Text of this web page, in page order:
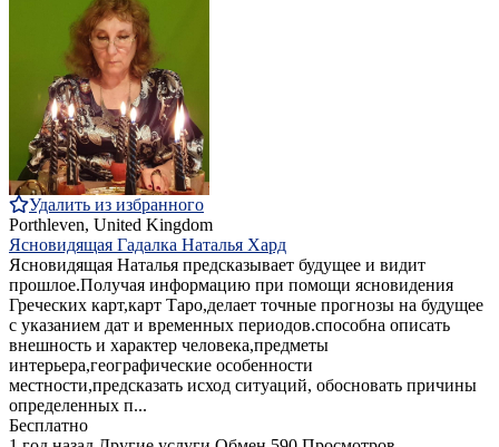
Удалить из избранного
Porthleven, United Kingdom
Ясновидящая Гадалка Наталья Хард
Ясновидящая Наталья предсказывает будущее и видит
прошлое.Получая информацию при помощи ясновидения
Греческих карт,карт Таро,делает точные прогнозы на будущее
с указанием дат и временных периодов.способна описать
внешность и характер человека,предметы
интерьера,географические особенности
местности,предсказать исход ситуаций, обосновать причины
определенных п...
Бесплатно